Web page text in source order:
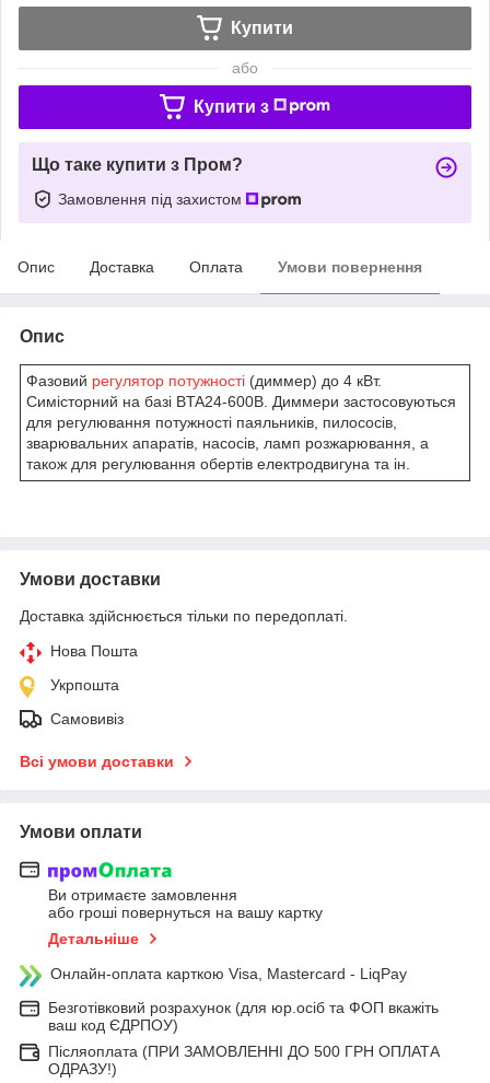
Купити
або
Купити з
Що таке купити з Пром?
Замовлення під захистом
Опис Доставка Оплата Умови повернення
Опис
Фазовий регулятор потужності (диммер) до 4 кВт.
Симісторний на базі BTA24-600B. Диммери застосовуються
для регулювання потужності паяльників, пилососів,
зварювальних апаратів, насосів, ламп розжарювання, а
також для регулювання обертів електродвигуна та ін.
Умови доставки
Доставка здійснюється тільки по передоплаті.
Нова Пошта
Укрпошта
Самовивіз
Всі умови доставки
Умови оплати
Ви отримаєте замовлення
або гроші повернуться на вашу картку
Детальніше
Онлайн-оплата карткою Visa, Mastercard - LiqPay
Безготівковий розрахунок (для юр.осіб та ФОП вкажіть
ваш код ЄДРПОУ)
Післяоплата (ПРИ ЗАМОВЛЕННІ ДО 500 ГРН ОПЛАТА
ОДРАЗУ!)